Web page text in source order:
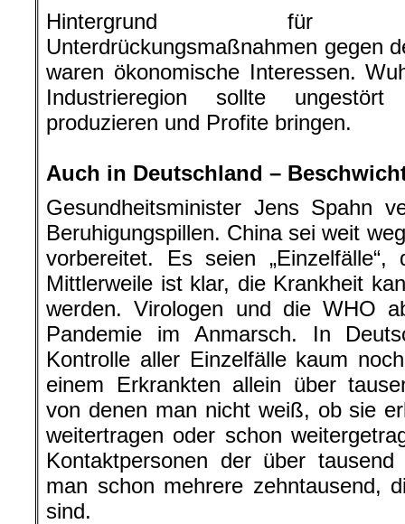
Hintergrund für
Unterdrückungsmaßnahmen gegen
waren ökonomische Interessen.
Industrieregion sollte ungestört
produzieren und Profite bringen.
Auch in Deutschland –
Gesundheitsminister Jens Spahn
Beruhigungspillen. China sei weit
vorbereitet. Es seien
Mittlerweile ist klar, die Krankheit
werden. Virologen und die WHO
Pandemie im Anmarsch. In
Kontrolle aller Einzelfälle kaum
einem Erkrankten allein über
von denen man nicht weiß, ob sie
weitertragen oder schon
Kontaktpersonen der über
man schon mehrere zehntausend,
sind.